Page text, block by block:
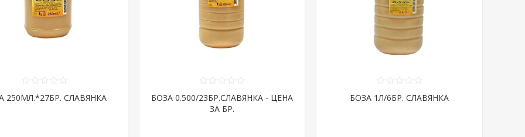
250МЛ.*27БР. СЛАВЯНКА
БОЗА 0.500/23БР.СЛАВЯНКА - ЦЕНА
ЗА БР.
БОЗА 1Л/6БР. СЛАВЯНКА